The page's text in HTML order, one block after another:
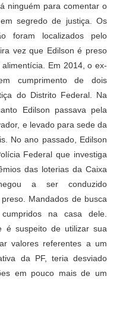
ninguém para comentar o
segredo de justiça. Os
foram localizados pelo
vez que Edilson é preso
Em 2014, o ex-
cumprimento de dois
do Distrito Federal. Na
Edilson passava pela
e levado para sede da
No ano passado, Edilson
Federal que investiga
das loterias da Caixa
a ser conduzido
Mandados de busca
na casa dele.
é suspeito de utilizar sua
valores referentes a um
da PF, teria desviado
em pouco mais de um